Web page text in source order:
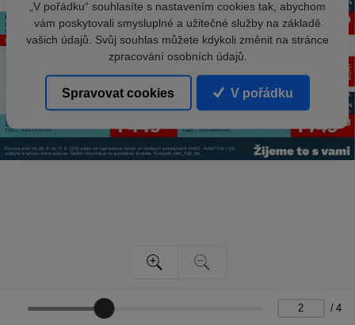
/ 4
„V pořádku“ souhlasíte s nastavením cookies tak, abychom
vám poskytovali smysluplné a užitečné služby na základě
vašich údajů. Svůj souhlas můžete kdykoli změnit na stránce
zpracování osobních údajů.
Spravovat cookies V pořádku